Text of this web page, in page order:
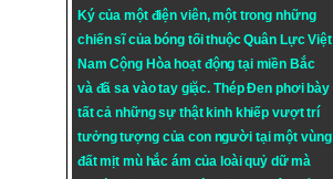
Ký của một điện viên, một trong những
chiến sĩ của bóng tối thuộc Quân Lực Việt
Nam Cộng Hòa hoạt động tại miền Bắc
và đã sa vào tay giặc. Thép Đen phơi bày
tất cả những sự thật kinh khiếp vượt trí
tưởng tượng của con người tại một vùng
đất mịt mù hắc ám của loài quỷ dữ mà